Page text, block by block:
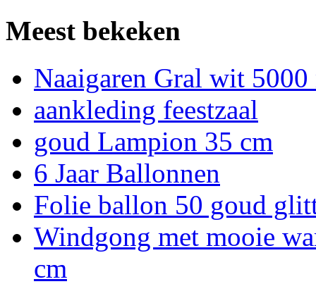
Meest bekeken
Naaigaren Gral wit 5000
aankleding feestzaal
goud Lampion 35 cm
6 Jaar Ballonnen
Folie ballon 50 goud
Windgong met mooie
cm